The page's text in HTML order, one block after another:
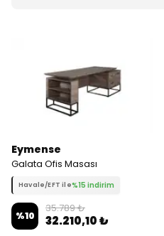
Eymense
Galata Ofis Masası
Havale/EFT ile%15 indirim
%10
35.789 ₺
32.210,10 ₺